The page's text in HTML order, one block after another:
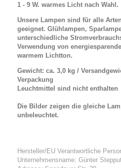
1 - 9 W. warmes Licht nach Wahl.
Unsere Lampen sind für alle
geeignet. Glühlampen,
unterschiedliche
Verwendung von
warmem Lichtton.
Gewicht: ca. 3,0 kg /
Verpackung
Leuchtmittel sind nicht enthalten
Die Bilder zeigen die gleiche
unbeleuchtet.
Hersteller/EU Verantwortliche
Unternehmensname: Günter